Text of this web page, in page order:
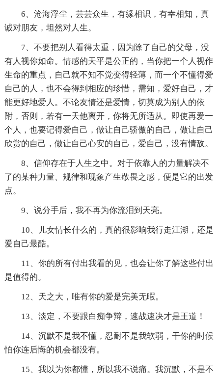
6、沧海浮尘，芸芸众生，有缘相识，有幸相知，真
诚对朋友，坦然对人生。
7、不要把别人看得太重，因为除了自己的父母，没
有人视你如命。情感的天平是公正的，当你把一个人视作
生命的重点，自己就不知不觉变得轻薄，而一个不懂得爱
自己的人，也不会得到相应的珍惜，需知，爱好自己，才
能更好地爱人。不论友情还是爱情，切莫成为别人的依
附，否则，若有一天他离开，你将无所适从。即使再爱一
个人，也要记得爱自己，做让自己骄傲的自己，做让自己
欣赏的自己，做让自己心安的自己，爱自己，没有情敌。
8、信仰存在于人生之中。对于依靠人的力量解决不
了的某种力量、规律和现象产生敬畏之感，便是它的出发
点。
9、说分手后，我不再为你流泪到天亮。
10、儿女情长什么的，真的很影响我行走江湖，还是
爱自己最酷。
11、你的所有付出我看的见，也会让你了解这些付出
是值得的。
12、天之大，唯有你的爱是完美无暇。
13、淡定，不要跟白痴争辩，速战速决才是王道！
14、沉默不是我不懂，忍耐不是我软弱，干你的时候
怕你连后悔的机会都没有。
15、我以为你都懂，所以我不说痛。我沉默，不是不